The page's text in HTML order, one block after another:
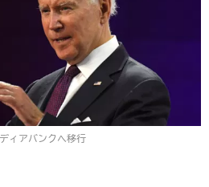
ィアバンクへ移行